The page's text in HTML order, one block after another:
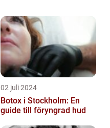
02 juli 2024
Botox i Stockholm: En
guide till föryngrad hud